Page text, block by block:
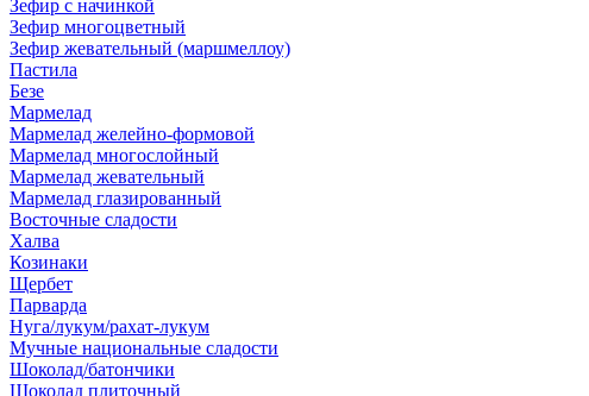
Зефир с начинкой
Зефир многоцветный
Зефир жевательный (маршмеллоу)
Пастила
Безе
Мармелад
Мармелад желейно-формовой
Мармелад многослойный
Мармелад жевательный
Мармелад глазированный
Восточные сладости
Халва
Козинаки
Щербет
Парварда
Нуга/лукум/рахат-лукум
Мучные национальные сладости
Шоколад/батончики
Шоколад плиточный